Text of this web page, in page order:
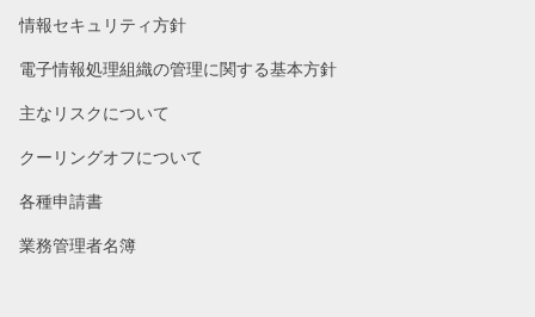
情報セキュリティ方針
電子情報処理組織の管理に関する基本方針
主なリスクについて
クーリングオフについて
各種申請書
業務管理者名簿